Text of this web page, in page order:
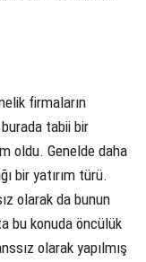
firmaların
burada tabii bir
oldu. Genelde daha
bir yatırım türü.
olarak da bunun
bu konuda öncülük
olarak yapılmış